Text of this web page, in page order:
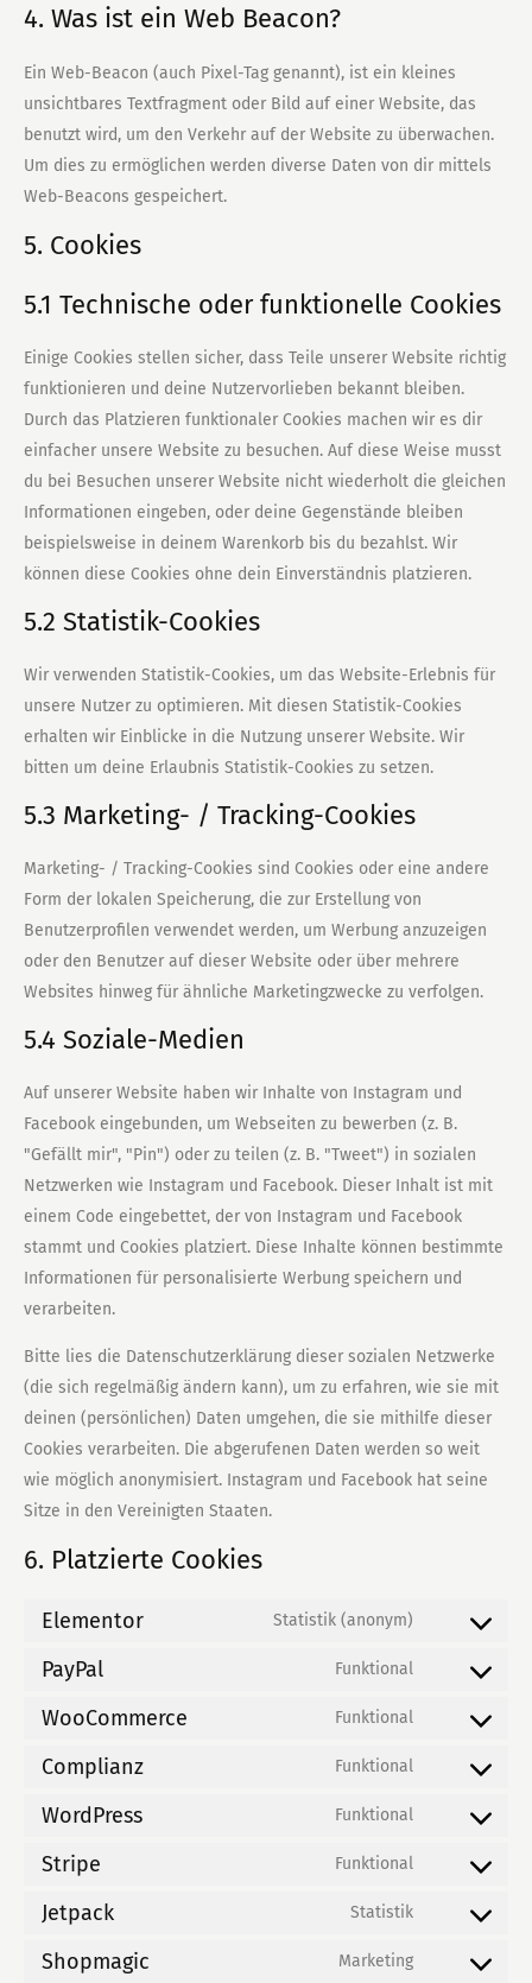
4. Was ist ein Web Beacon?
Ein Web-Beacon (auch Pixel-Tag genannt), ist ein kleines
unsichtbares Textfragment oder Bild auf einer Website, das
benutzt wird, um den Verkehr auf der Website zu überwachen.
Um dies zu ermöglichen werden diverse Daten von dir mittels
Web-Beacons gespeichert.
5. Cookies
5.1 Technische oder funktionelle Cookies
Einige Cookies stellen sicher, dass Teile unserer Website richtig
funktionieren und deine Nutzervorlieben bekannt bleiben.
Durch das Platzieren funktionaler Cookies machen wir es dir
einfacher unsere Website zu besuchen. Auf diese Weise musst
du bei Besuchen unserer Website nicht wiederholt die gleichen
Informationen eingeben, oder deine Gegenstände bleiben
beispielsweise in deinem Warenkorb bis du bezahlst. Wir
können diese Cookies ohne dein Einverständnis platzieren.
5.2 Statistik-Cookies
Wir verwenden Statistik-Cookies, um das Website-Erlebnis für
unsere Nutzer zu optimieren. Mit diesen Statistik-Cookies
erhalten wir Einblicke in die Nutzung unserer Website. Wir
bitten um deine Erlaubnis Statistik-Cookies zu setzen.
5.3 Marketing- / Tracking-Cookies
Marketing- / Tracking-Cookies sind Cookies oder eine andere
Form der lokalen Speicherung, die zur Erstellung von
Benutzerprofilen verwendet werden, um Werbung anzuzeigen
oder den Benutzer auf dieser Website oder über mehrere
Websites hinweg für ähnliche Marketingzwecke zu verfolgen.
5.4 Soziale-Medien
Auf unserer Website haben wir Inhalte von Instagram und
Facebook eingebunden, um Webseiten zu bewerben (z. B.
"Gefällt mir", "Pin") oder zu teilen (z. B. "Tweet") in sozialen
Netzwerken wie Instagram und Facebook. Dieser Inhalt ist mit
einem Code eingebettet, der von Instagram und Facebook
stammt und Cookies platziert. Diese Inhalte können bestimmte
Informationen für personalisierte Werbung speichern und
verarbeiten.
Bitte lies die Datenschutzerklärung dieser sozialen Netzwerke
(die sich regelmäßig ändern kann), um zu erfahren, wie sie mit
deinen (persönlichen) Daten umgehen, die sie mithilfe dieser
Cookies verarbeiten. Die abgerufenen Daten werden so weit
wie möglich anonymisiert. Instagram und Facebook hat seine
Sitze in den Vereinigten Staaten.
6. Platzierte Cookies
Elementor Statistik (anonym)
Consent
elementor
PayPal Funktional
Consent
paypal
WooCommerce Funktional
Consent
Complianz Funktional
Consent
complianz
WordPress Funktional
Consent
wordpress
Stripe Funktional
Consent
stripe
Jetpack Statistik
Consent
Shopmagic Marketing
Consent